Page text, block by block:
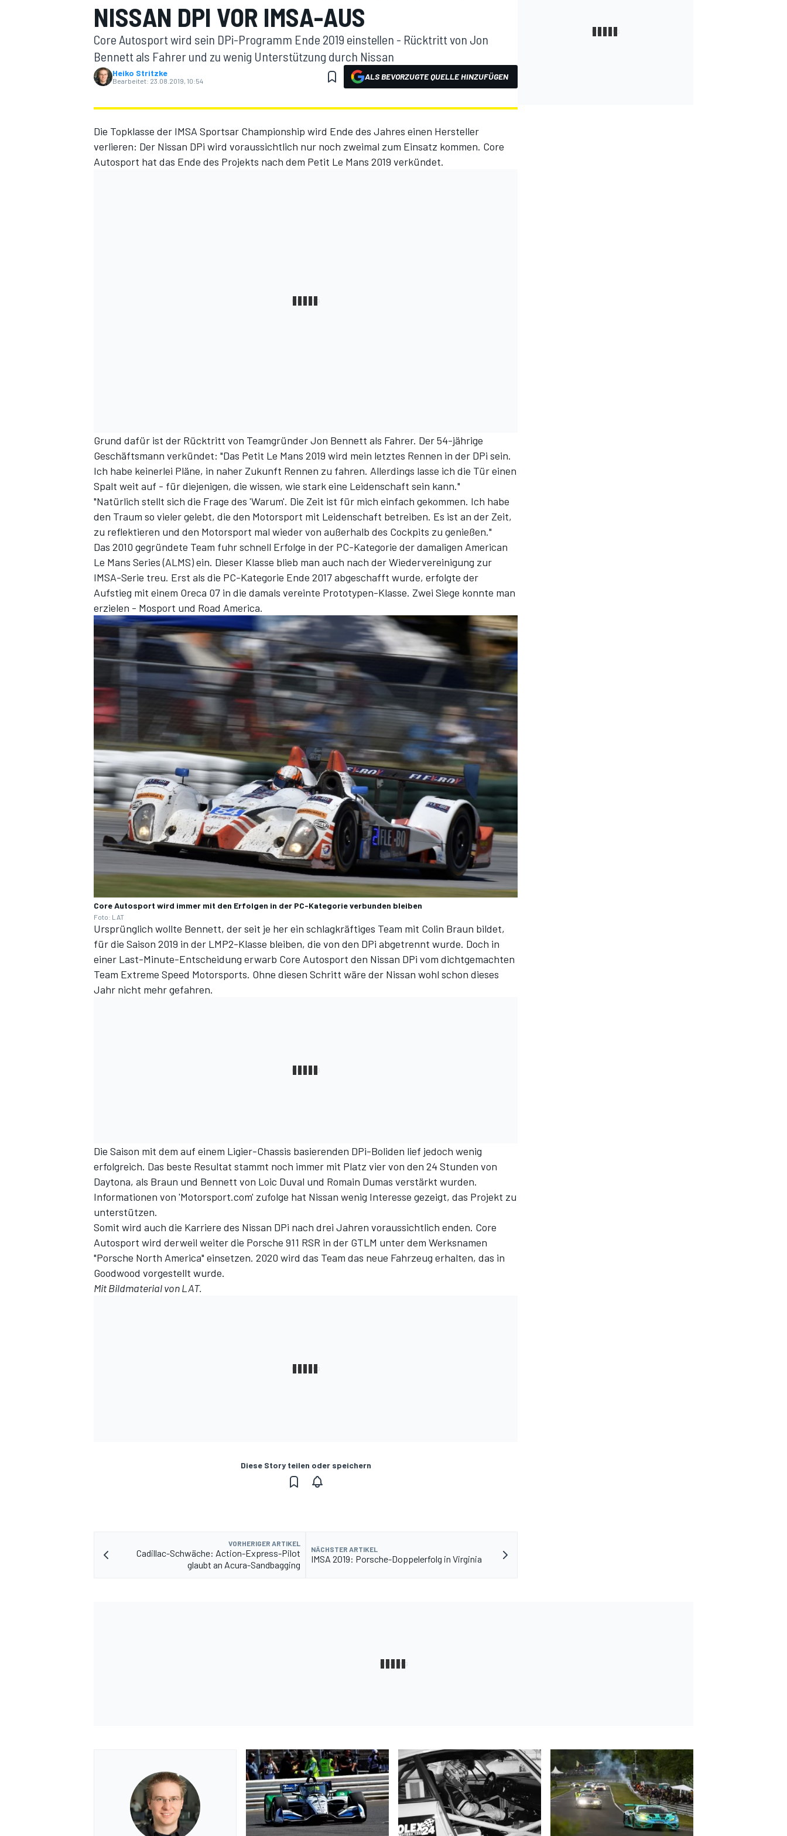
SPORTWAGEN
NISSAN DPI VOR IMSA-AUS
Core Autosport wird sein DPi-Programm Ende 2019 einstellen - Rücktritt von Jon
Bennett als Fahrer und zu wenig Unterstützung durch Nissan
Heiko Stritzke
Bearbeitet: 23.08.2019, 10:54 ALS BEVORZUGTE QUELLE HINZUFÜGEN
Die Topklasse der IMSA Sportsar Championship wird Ende des Jahres einen Hersteller
verlieren: Der Nissan DPi wird voraussichtlich nur noch zweimal zum Einsatz kommen. Core
Autosport hat das Ende des Projekts nach dem Petit Le Mans 2019 verkündet.
Grund dafür ist der Rücktritt von Teamgründer Jon Bennett als Fahrer. Der 54-jährige
Geschäftsmann verkündet: "Das Petit Le Mans 2019 wird mein letztes Rennen in der DPi sein.
Ich habe keinerlei Pläne, in naher Zukunft Rennen zu fahren. Allerdings lasse ich die Tür einen
Spalt weit auf - für diejenigen, die wissen, wie stark eine Leidenschaft sein kann."
"Natürlich stellt sich die Frage des 'Warum'. Die Zeit ist für mich einfach gekommen. Ich habe
den Traum so vieler gelebt, die den Motorsport mit Leidenschaft betreiben. Es ist an der Zeit,
zu reflektieren und den Motorsport mal wieder von außerhalb des Cockpits zu genießen."
Das 2010 gegründete Team fuhr schnell Erfolge in der PC-Kategorie der damaligen American
Le Mans Series (ALMS) ein. Dieser Klasse blieb man auch nach der Wiedervereinigung zur
IMSA-Serie treu. Erst als die PC-Kategorie Ende 2017 abgeschafft wurde, erfolgte der
Aufstieg mit einem Oreca 07 in die damals vereinte Prototypen-Klasse. Zwei Siege konnte man
erzielen - Mosport und Road America.
Core Autosport wird immer mit den Erfolgen in der PC-Kategorie verbunden bleiben
Foto: LAT
Ursprünglich wollte Bennett, der seit je her ein schlagkräftiges Team mit Colin Braun bildet,
für die Saison 2019 in der LMP2-Klasse bleiben, die von den DPi abgetrennt wurde. Doch in
einer Last-Minute-Entscheidung erwarb Core Autosport den Nissan DPi vom dichtgemachten
Team Extreme Speed Motorsports. Ohne diesen Schritt wäre der Nissan wohl schon dieses
Jahr nicht mehr gefahren.
Die Saison mit dem auf einem Ligier-Chassis basierenden DPi-Boliden lief jedoch wenig
erfolgreich. Das beste Resultat stammt noch immer mit Platz vier von den 24 Stunden von
Daytona, als Braun und Bennett von Loic Duval und Romain Dumas verstärkt wurden.
Informationen von 'Motorsport.com' zufolge hat Nissan wenig Interesse gezeigt, das Projekt zu
unterstützen.
Somit wird auch die Karriere des Nissan DPi nach drei Jahren voraussichtlich enden. Core
Autosport wird derweil weiter die Porsche 911 RSR in der GTLM unter dem Werksnamen
"Porsche North America" einsetzen. 2020 wird das Team das neue Fahrzeug erhalten, das in
Goodwood vorgestellt wurde.
Mit Bildmaterial von LAT.
Diese Story teilen oder speichern
VORHERIGER ARTIKEL
Cadillac-Schwäche: Action-Express-Pilot
glaubt an Acura-Sandbagging
NÄCHSTER ARTIKEL
IMSA 2019: Porsche-Doppelerfolg in Virginia